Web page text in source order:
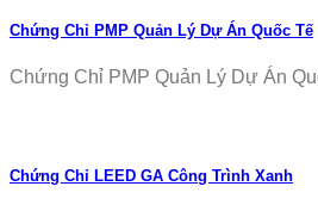
Chứng Chỉ PMP Quản Lý Dự Án Quốc Tế
Chứng Chỉ PMP Quản Lý Dự Án
Chứng Chỉ LEED GA Công Trình Xanh